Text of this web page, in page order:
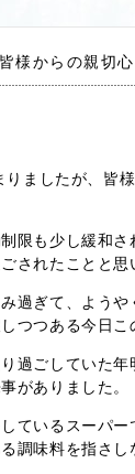
皆様からの親切
ましたが、皆
限も少し緩和さ
されたことと思
過ぎて、ようや
つつある今日こ
過ごしていた年
がありました。
ているスーパ
調味料を指さし